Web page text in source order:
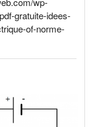
gratuite-idees-
of-norme-